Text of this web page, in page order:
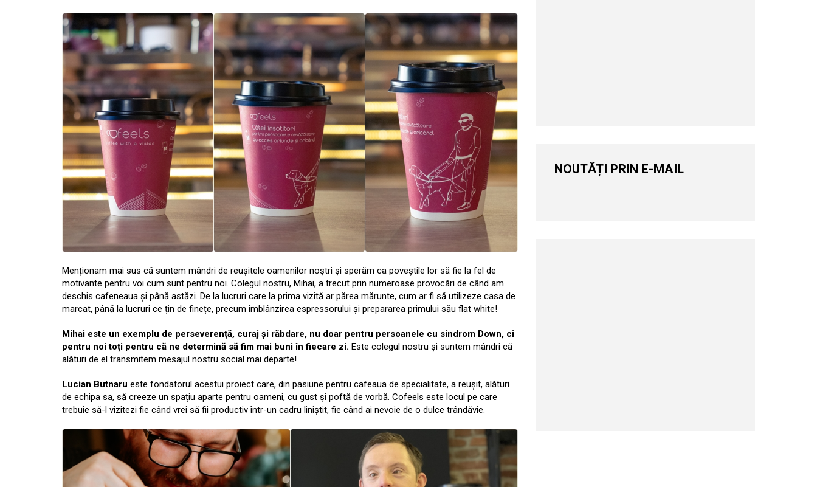
Menționam mai sus că suntem mândri de reușitele oamenilor noștri și sperăm ca poveștile lor să fie la fel de
motivante pentru voi cum sunt pentru noi. Colegul nostru, Mihai, a trecut prin numeroase provocări de când am
deschis cafeneaua și până astăzi. De la lucruri care la prima vizită ar părea mărunte, cum ar fi să utilizeze casa de
marcat, până la lucruri ce țin de finețe, precum îmblânzirea espressorului și prepararea primului său flat white!
Mihai este un exemplu de perseverență, curaj și răbdare, nu doar pentru persoanele cu sindrom Down, ci
pentru noi toți pentru că ne determină să fim mai buni în fiecare zi. Este colegul nostru și suntem mândri că
alături de el transmitem mesajul nostru social mai departe!
Lucian Butnaru este fondatorul acestui proiect care, din pasiune pentru cafeaua de specialitate, a reușit, alături
de echipa sa, să creeze un spațiu aparte pentru oameni, cu gust și poftă de vorbă. Cofeels este locul pe care
trebuie să-l vizitezi fie când vrei să fii productiv într-un cadru liniștit, fie când ai nevoie de o dulce trândăvie.
NOUTĂȚI PRIN E-MAIL